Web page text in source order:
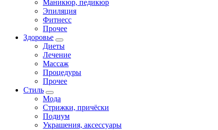
Маникюр, педикюр
Эпиляция
Фитнесс
Прочее
Здоровье
Диеты
Лечение
Массаж
Процедуры
Прочее
Стиль
Мода
Стрижки, причёски
Подиум
Украшения, аксессуары